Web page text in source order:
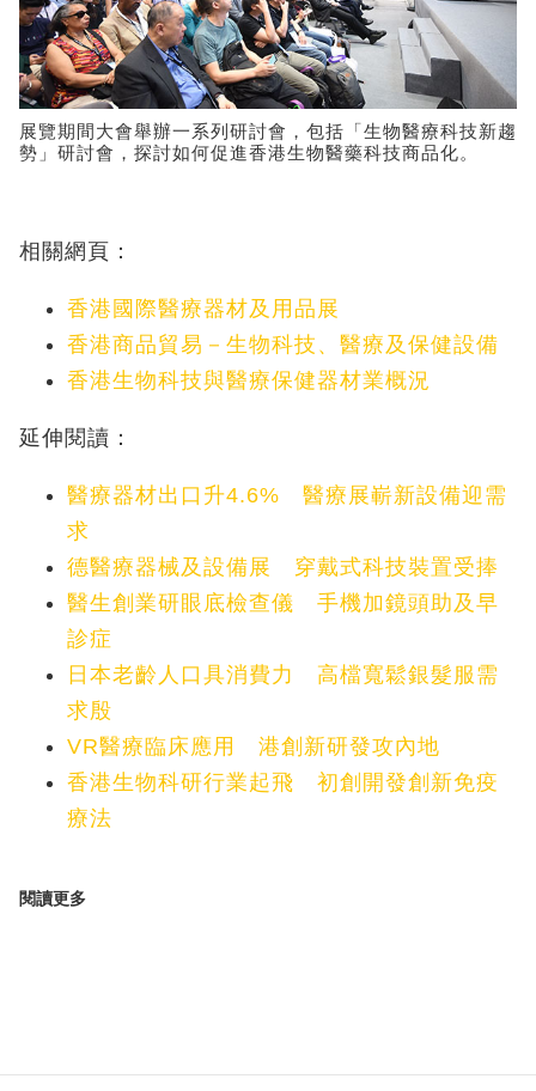
展覽期間大會舉辦一系列研討會，包括「生物醫療科技新趨
勢」研討會，探討如何促進香港生物醫藥科技商品化。
相關網頁：
香港國際醫療器材及用品展
香港商品貿易－生物科技、醫療及保健設備
香港生物科技與醫療保健器材業概況
延伸閱讀：
醫療器材出口升4.6% 醫療展嶄新設備迎需
求
德醫療器械及設備展 穿戴式科技裝置受捧
醫生創業研眼底檢查儀 手機加鏡頭助及早
診症
日本老齡人口具消費力 高檔寬鬆銀髮服需
求殷
VR醫療臨床應用 港創新研發攻內地
香港生物科研行業起飛 初創開發創新免疫
療法
閱讀更多